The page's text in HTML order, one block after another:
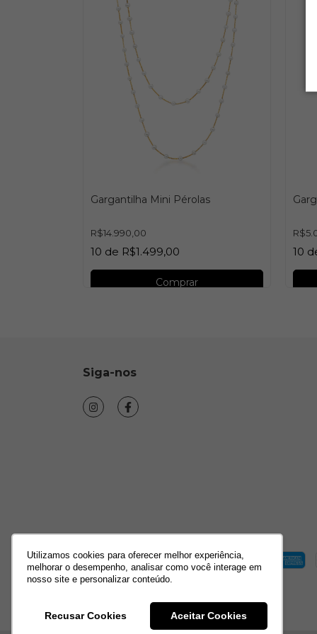
Utilizamos cookies para oferecer melhor experiência,
melhorar o desempenho, analisar como você interage em
nosso site e personalizar conteúdo.
Recusar Cookies Aceitar Cookies
Gargantilha Mini Pérolas
R$14.990,00
10 de R$1.499,00
Comprar
10
Siga-nos